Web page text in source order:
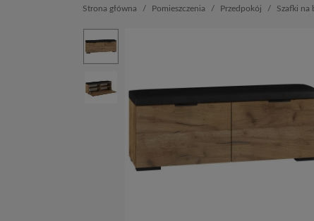
Strona główna Pomieszczenia Przedpokój Szafki na